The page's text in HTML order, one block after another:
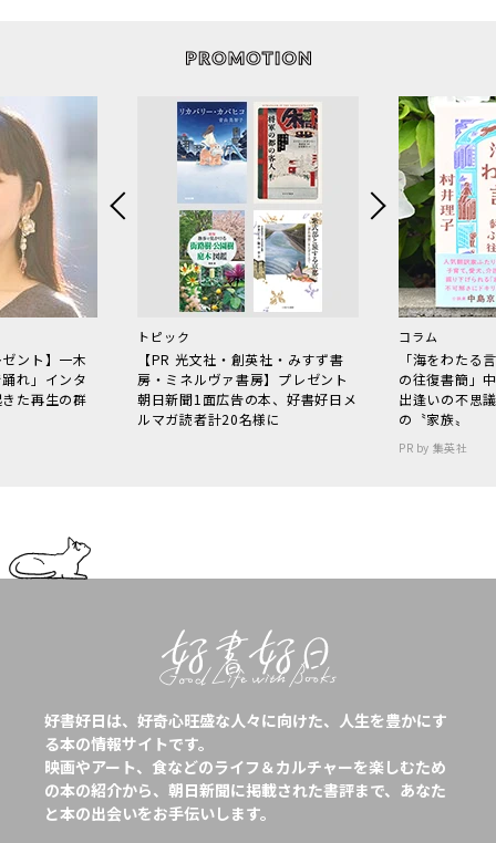
ント】一木
れ」インタ
た再生の群
トピック
【PR 光文社・創英社・みすず書
房・ミネルヴァ書房】プレゼント
朝日新聞1面広告の本、好書好日メ
ルマガ読者計20名様に
コラム
「海をわた
の往復書簡」
出逢いの不思
の〝家族〟
PR by 集英社
好書好日は、好奇心旺盛な人々に向けた、人生を豊かにす
る本の情報サイトです。
映画やアート、食などのライフ＆カルチャーを楽しむため
の本の紹介から、朝日新聞に掲載された書評まで、あなた
と本の出会いをお手伝いします。